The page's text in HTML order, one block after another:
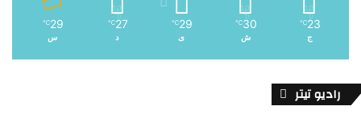
23
℃
ج
30
℃
ش
29
℃
ی
27
℃
د
29
℃
س
رادیو تیتر